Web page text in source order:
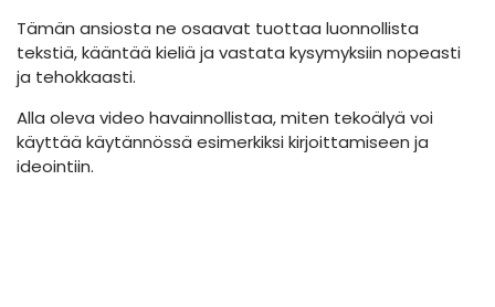
Tämän ansiosta ne osaavat tuottaa luonnollista
tekstiä, kääntää kieliä ja vastata kysymyksiin nopeasti
ja tehokkaasti.
Alla oleva video havainnollistaa, miten tekoälyä voi
käyttää käytännössä esimerkiksi kirjoittamiseen ja
ideointiin.